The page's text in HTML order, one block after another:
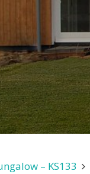
– KS133